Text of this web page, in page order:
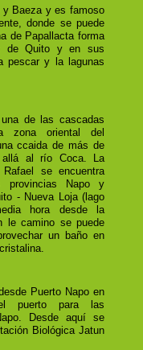
y Baeza y es famoso
donde se puede
de Papallacta forma
de Quito y en sus
pescar y la lagunas
de las cascadas
zona oriental del
ccaida de más de
allá al río Coca. La
se encuentra
Napo y
- Nueva Loja (lago
hora desde la
le camino se puede
un baño en
Puerto Napo en
puerto para las
Desde aquí se
Biológica Jatun